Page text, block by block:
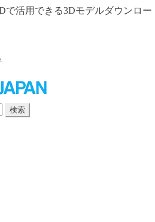
で活用できる3Dモデルダウンロー
検索